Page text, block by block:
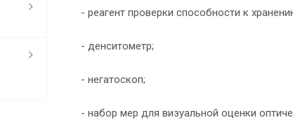
- реагент проверки способности к
- денситометр;
- негатоскоп;
- набор мер для визуальной оценки